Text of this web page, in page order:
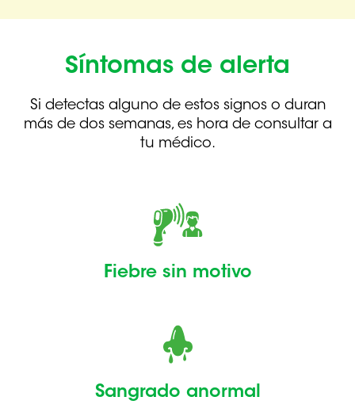
Síntomas de alerta
Si detectas alguno de estos signos o duran
más de dos semanas, es hora de consultar a
tu médico.
Fiebre sin motivo
Sangrado anormal